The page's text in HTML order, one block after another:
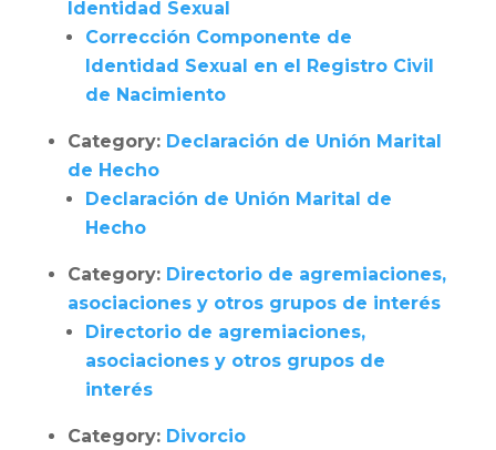
Identidad Sexual
Corrección Componente de
Identidad Sexual en el Registro Civil
de Nacimiento
Category: Declaración de Unión Marital
de Hecho
Declaración de Unión Marital de
Hecho
Category: Directorio de agremiaciones,
asociaciones y otros grupos de interés
Directorio de agremiaciones,
asociaciones y otros grupos de
interés
Category: Divorcio